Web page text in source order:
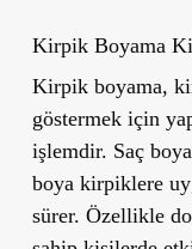
Kirpik Boyama
Kirpik boyama,
göstermek için
işlemdir. Saç
boya kirpiklere
sürer. Özellikle